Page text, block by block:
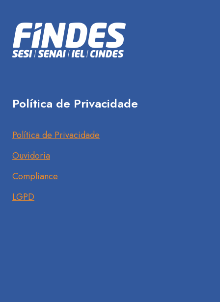
Política de Privacidade
Política de Privacidade
Ouvidoria
Compliance
LGPD